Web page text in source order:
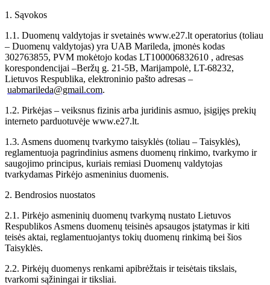
1. Sąvokos
1.1. Duomenų valdytojas ir svetainės www.e27.lt operatorius (toliau
– Duomenų valdytojas) yra UAB Marileda, įmonės kodas
302763855, PVM mokėtojo kodas LT100006832610 , adresas
korespondencijai –Beržų g. 21-5B, Marijampolė, LT-68232,
Lietuvos Respublika, elektroninio pašto adresas –
uabmarileda@gmail.com.
1.2. Pirkėjas – veiksnus fizinis arba juridinis asmuo, įsigijęs prekių
interneto parduotuvėje www.e27.lt.
1.3. Asmens duomenų tvarkymo taisyklės (toliau – Taisyklės),
reglamentuoja pagrindinius asmens duomenų rinkimo, tvarkymo ir
saugojimo principus, kuriais remiasi Duomenų valdytojas
tvarkydamas Pirkėjo asmeninius duomenis.
2. Bendrosios nuostatos
2.1. Pirkėjo asmeninių duomenų tvarkymą nustato Lietuvos
Respublikos Asmens duomenų teisinės apsaugos įstatymas ir kiti
teisės aktai, reglamentuojantys tokių duomenų rinkimą bei šios
Taisyklės.
2.2. Pirkėjų duomenys renkami apibrėžtais ir teisėtais tikslais,
tvarkomi sąžiningai ir tiksliai.